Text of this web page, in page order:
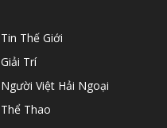
Tin Thế Giới
Giải Trí
Người Việt Hải Ngoại
Thể Thao